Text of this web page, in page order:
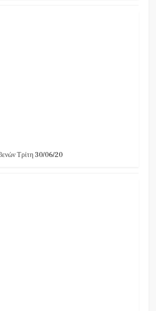
Τρίτη 30/06/20